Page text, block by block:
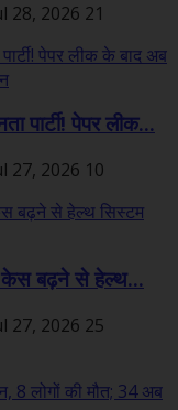
28, 2026 21
पार्टी! पेपर लीक...
27, 2026 10
केस बढ़ने से हेल्थ...
27, 2026 25